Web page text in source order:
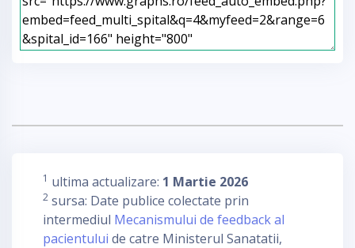
1 ultima actualizare: 1 Martie 2026
2 sursa: Date publice colectate prin
intermediul Mecanismului de feedback al
pacientului de catre Ministerul Sanatatii,